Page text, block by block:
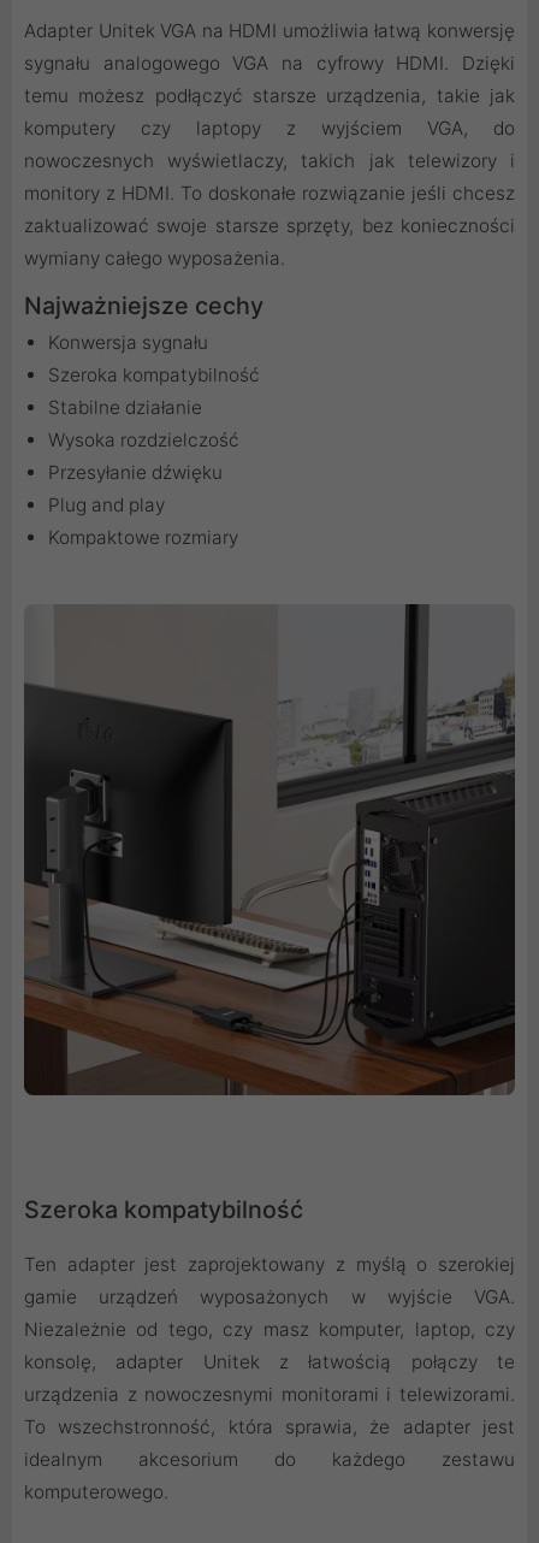
Adapter Unitek VGA na HDMI umożliwia łatwą konwersję
sygnału analogowego VGA na cyfrowy HDMI. Dzięki
temu możesz podłączyć starsze urządzenia, takie jak
komputery czy laptopy z wyjściem VGA, do
nowoczesnych wyświetlaczy, takich jak telewizory i
monitory z HDMI. To doskonałe rozwiązanie jeśli chcesz
zaktualizować swoje starsze sprzęty, bez konieczności
wymiany całego wyposażenia.
Najważniejsze cechy
Konwersja sygnału
Szeroka kompatybilność
Stabilne działanie
Wysoka rozdzielczość
Przesyłanie dźwięku
Plug and play
Kompaktowe rozmiary
Szeroka kompatybilność
Ten adapter jest zaprojektowany z myślą o szerokiej
gamie urządzeń wyposażonych w wyjście VGA.
Niezależnie od tego, czy masz komputer, laptop, czy
konsolę, adapter Unitek z łatwością połączy te
urządzenia z nowoczesnymi monitorami i telewizorami.
To wszechstronność, która sprawia, że adapter jest
idealnym akcesorium do każdego zestawu
komputerowego.